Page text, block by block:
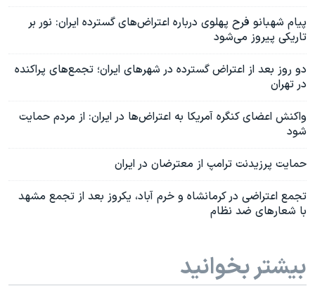
پیام شهبانو فرح پهلوی درباره اعتراض‌های گسترده ایران: نور بر
تاریکی پیروز می‌شود
دو روز بعد از اعتراض گسترده در شهرهای ایران؛ تجمع‌های پراکنده
در تهران
واکنش اعضای کنگره آمریکا به اعتراض‌ها در ایران: از مردم حمایت
شود
حمایت پرزیدنت ترامپ از معترضان در ایران
تجمع اعتراضی در کرمانشاه و خرم آباد، یکروز بعد از تجمع مشهد
با شعارهای ضد نظام
بیشتر بخوانید